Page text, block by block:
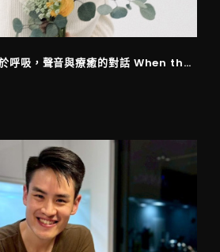
呼吸，聲音與療癒的對話 When the